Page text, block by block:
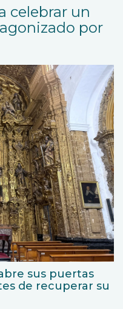
celebrar un
por
sus puertas
de recuperar su